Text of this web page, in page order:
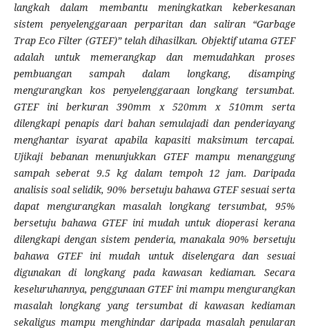
langkah dalam membantu meningkatkan keberkesanan
sistem penyelenggaraan perparitan dan saliran “Garbage
Trap Eco Filter (GTEF)” telah dihasilkan. Objektif utama GTEF
adalah untuk memerangkap dan memudahkan proses
pembuangan sampah dalam longkang, disamping
mengurangkan kos penyelenggaraan longkang tersumbat.
GTEF ini berkuran 390mm x 520mm x 510mm serta
dilengkapi penapis dari bahan semulajadi dan penderiayang
menghantar isyarat apabila kapasiti maksimum tercapai.
Ujikaji bebanan menunjukkan GTEF mampu menanggung
sampah seberat 9.5 kg dalam tempoh 12 jam. Daripada
analisis soal selidik, 90% bersetuju bahawa GTEF sesuai serta
dapat mengurangkan masalah longkang tersumbat, 95%
bersetuju bahawa GTEF ini mudah untuk dioperasi kerana
dilengkapi dengan sistem penderia, manakala 90% bersetuju
bahawa GTEF ini mudah untuk diselengara dan sesuai
digunakan di longkang pada kawasan kediaman. Secara
keseluruhannya, penggunaan GTEF ini mampu mengurangkan
masalah longkang yang tersumbat di kawasan kediaman
sekaligus mampu menghindar daripada masalah penularan